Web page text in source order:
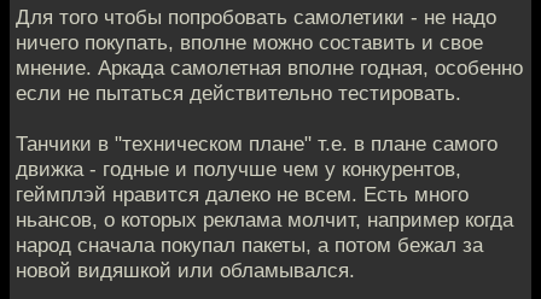
Для того чтобы попробовать самолетики - не надо
ничего покупать, вполне можно составить и свое
мнение. Аркада самолетная вполне годная, особенно
если не пытаться действительно тестировать.
Танчики в "техническом плане" т.е. в плане самого
движка - годные и получше чем у конкурентов,
геймплэй нравится далеко не всем. Есть много
ньансов, о которых реклама молчит, например когда
народ сначала покупал пакеты, а потом бежал за
новой видяшкой или обламывался.